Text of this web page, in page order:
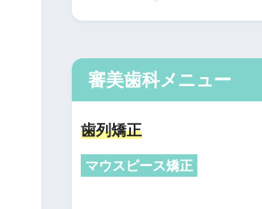
審美歯科メニュー
歯列矯正
マウスピース矯正